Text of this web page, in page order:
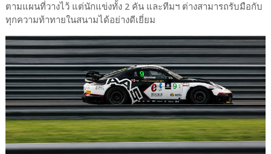
ตามแผนที่วางไว้​ แต่นักแข่งทั้ง​ 2​ คัน​ และทีม​ฯ​ ต่างสามารถรับมือกับ
ทุกความท้าทายในสนามได้อย่างดีเยี่ยม